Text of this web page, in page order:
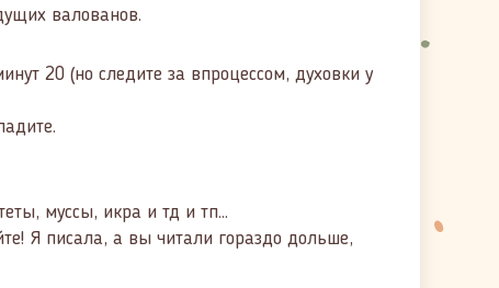
валованов.
20 (но следите за впроцессом, духовки у
муссы, икра и тд и тп…
Я писала, а вы читали гораздо дольше,